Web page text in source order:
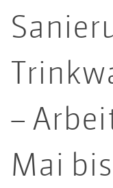
–
Mai